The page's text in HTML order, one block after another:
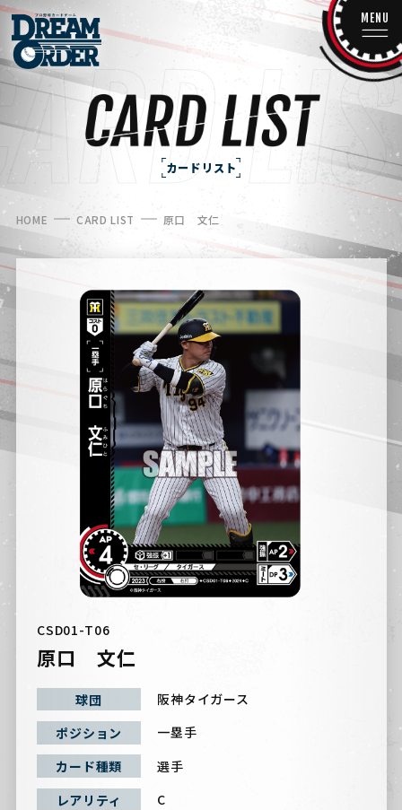
MENU
カードリスト
HOME CARD LIST 原口 文仁
CSD01-T06
原口 文仁
球団
阪神タイガース
ポジション
一塁手
カード種類
選手
レアリティ
C